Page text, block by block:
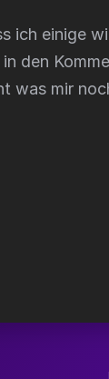
ich einige
den
was mir